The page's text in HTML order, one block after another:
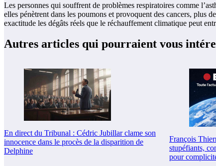
Les personnes qui souffrent de problèmes respiratoires comme
elles pénètrent dans les poumons et provoquent des cancers, plus
exactitude les dégâts réels que le réchauffement climatique peut
Autres articles qui pourraient vous
En direct du Tribunal : Cédric Jubillar clame son
innocence dans le procès de la disparition de
Delphine
François
stupéfiants,
pour